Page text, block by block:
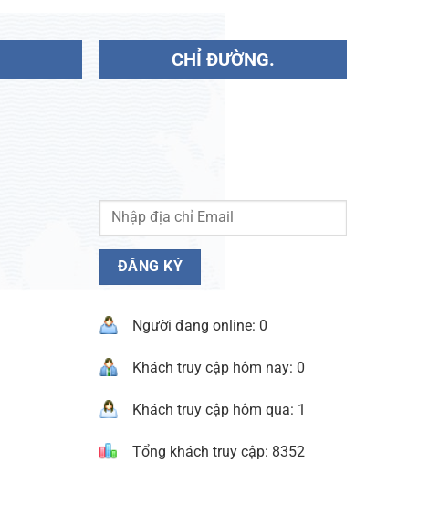
CHỈ ĐƯỜNG.
Người đang online: 0
Khách truy cập hôm nay: 0
Khách truy cập hôm qua: 1
Tổng khách truy cập: 8352